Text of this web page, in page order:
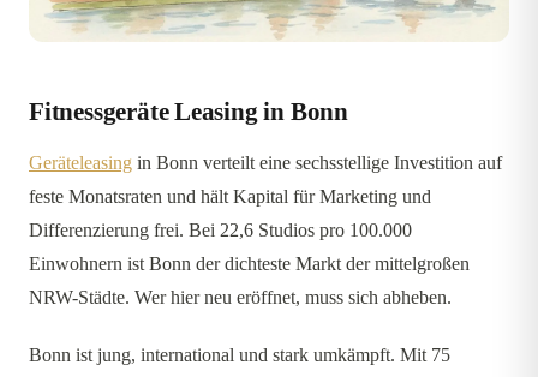
Fitnessgeräte Leasing in Bonn
Geräteleasing in Bonn verteilt eine sechsstellige Investition auf
feste Monatsraten und hält Kapital für Marketing und
Differenzierung frei. Bei 22,6 Studios pro 100.000
Einwohnern ist Bonn der dichteste Markt der mittelgroßen
NRW-Städte. Wer hier neu eröffnet, muss sich abheben.
Bonn ist jung, international und stark umkämpft. Mit 75